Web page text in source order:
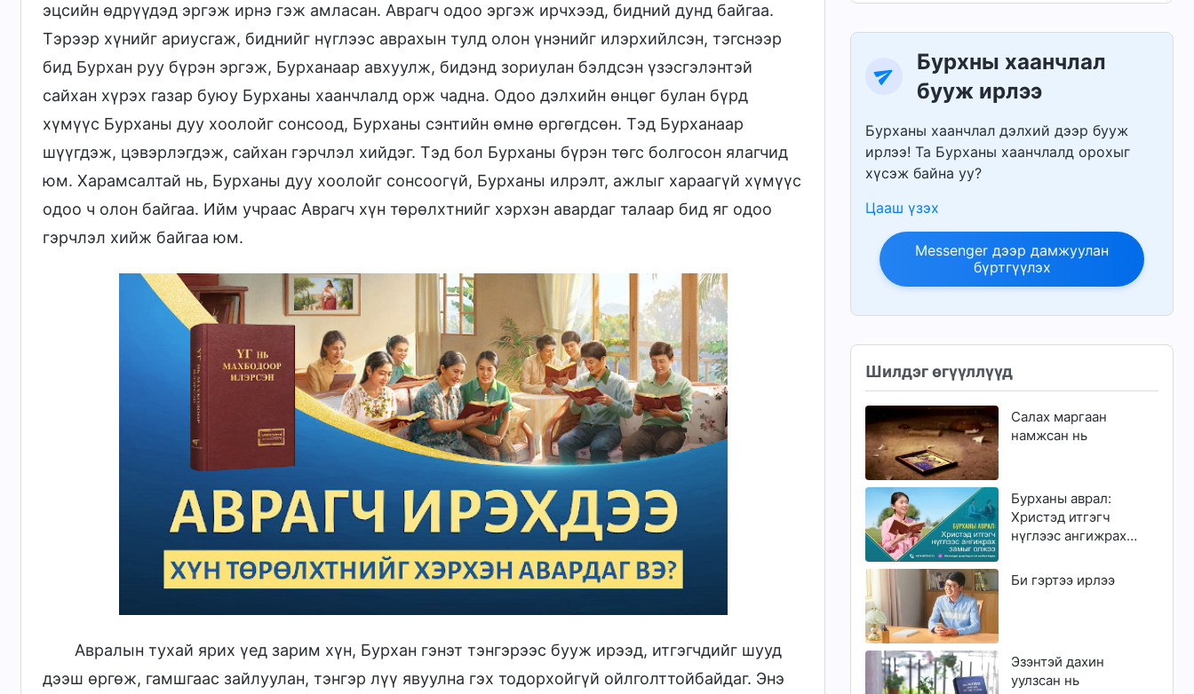
эцсийн өдрүүдэд эргэж ирнэ гэж амласан. Аврагч одоо эргэж ирчхээд, бидний дунд байгаа.
Тэрээр хүнийг ариусгаж, биднийг нүглээс аврахын тулд олон үнэнийг илэрхийлсэн, тэгснээр
бид Бурхан руу бүрэн эргэж, Бурханаар авхуулж, бидэнд зориулан бэлдсэн үзэсгэлэнтэй
сайхан хүрэх газар буюу Бурханы хаанчлалд орж чадна. Одоо дэлхийн өнцөг булан бүрд
хүмүүс Бурханы дуу хоолойг сонсоод, Бурханы сэнтийн өмнө өргөгдсөн. Тэд Бурханаар
шүүгдэж, цэвэрлэгдэж, сайхан гэрчлэл хийдэг. Тэд бол Бурханы бүрэн төгс болгосон ялагчид
юм. Харамсалтай нь, Бурханы дуу хоолойг сонсоогүй, Бурханы илрэлт, ажлыг хараагүй хүмүүс
одоо ч олон байгаа. Ийм учраас Аврагч хүн төрөлхтнийг хэрхэн авардаг талаар бид яг одоо
гэрчлэл хийж байгаа юм.
Авралын тухай ярих үед зарим хүн, Бурхан гэнэт тэнгэрээс бууж ирээд, итгэгчдийг шууд
дээш өргөж, гамшгаас зайлуулан, тэнгэр лүү явуулна гэх тодорхойгүй ойлголттойбайдаг. Энэ
Бурхны хаанчлал
бууж ирлээ
Бурханы хаанчлал дэлхий дээр бууж
ирлээ! Та Бурханы хаанчлалд орохыг
хүсэж байна уу?
Цааш үзэх
Messenger дээр дамжуулан
бүртгүүлэх
Шилдэг өгүүллүүд
Салах маргаан
намжсан нь
Бурханы аврал:
Христэд итгэгч
нүглээс ангижрах
Би гэртээ ирлээ
Эзэнтэй дахин
уулзсан нь